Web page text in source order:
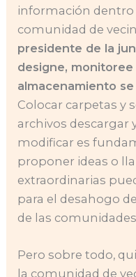
información dentro
comunidad de
presidente de la
designe,
almacenamiento
Colocar carpetas y
archivos descargar
modificar es
proponer ideas o
extraordinarias
para el desahogo
de las
Pero sobre todo,
la comunidad de